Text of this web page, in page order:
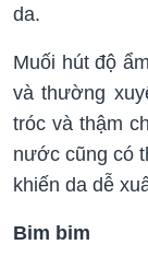
da.
Muối hút độ
và thường
tróc và thậm
nước cũng có
khiến da dễ
Bim bim